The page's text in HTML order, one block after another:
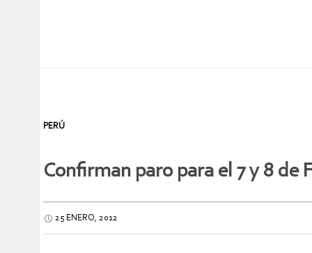
PERÚ
Confirman paro para el 7 y 8 de
25 ENERO, 2012